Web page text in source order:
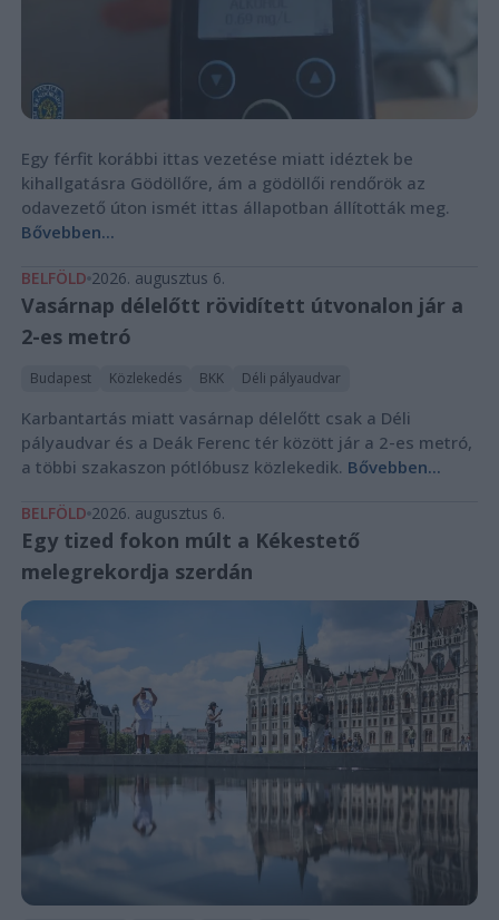
Egy férfit korábbi ittas vezetése miatt idéztek be
kihallgatásra Gödöllőre, ám a gödöllői rendőrök az
odavezető úton ismét ittas állapotban állították meg.
Bővebben...
BELFÖLD 2026. augusztus 6.
Vasárnap délelőtt rövidített útvonalon jár a
2-es metró
Budapest Közlekedés BKK Déli pályaudvar
Karbantartás miatt vasárnap délelőtt csak a Déli
pályaudvar és a Deák Ferenc tér között jár a 2-es metró,
a többi szakaszon pótlóbusz közlekedik. Bővebben...
BELFÖLD 2026. augusztus 6.
Egy tized fokon múlt a Kékestető
melegrekordja szerdán